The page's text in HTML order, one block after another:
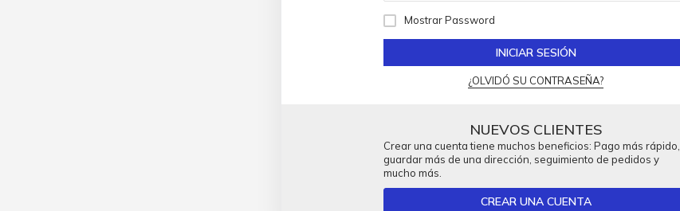
Mostrar Password
INICIAR SESIÓN
¿OLVIDÓ SU CONTRASEÑA?
NUEVOS CLIENTES
Crear una cuenta tiene muchos beneficios: Pago más rápido,
guardar más de una dirección, seguimiento de pedidos y
mucho más.
CREAR UNA CUENTA